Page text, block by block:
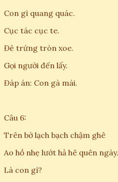
Con gì quang quác.
Cục tác cục te.
Đẻ trứng tròn xoe.
Gọi người đến lấy.
Đáp án: Con gà mái.
Câu 6:
Trên bờ lạch bạch chậm ghê
Ao hồ nhẹ lướt hả hê quên ngày.
Là con gì?